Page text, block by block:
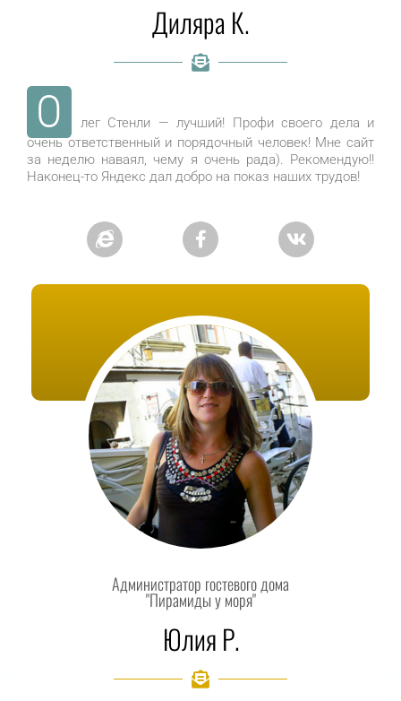
Диляра К.
О
лег Стенли — лучший! Профи своего дела и
очень ответственный и порядочный человек! Мне сайт
за неделю наваял, чему я очень рада). Рекомендую!!
Наконец-то Яндекс дал добро на показ наших трудов!
Администратор гостевого дома
"Пирамиды у моря"
Юлия Р.